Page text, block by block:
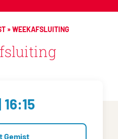
»WEEKAFSLUITING
Gemist